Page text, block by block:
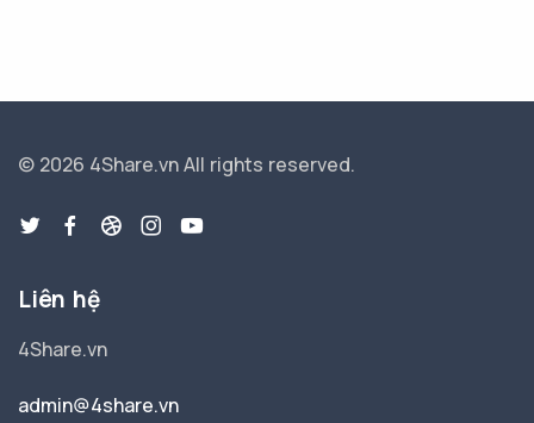
© 2026 4Share.vnAll rights reserved.
Liên hệ
4Share.vn
admin@4share.vn